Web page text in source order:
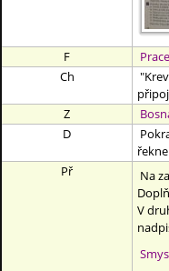
F
Ch
Z
D
Př
Na
V